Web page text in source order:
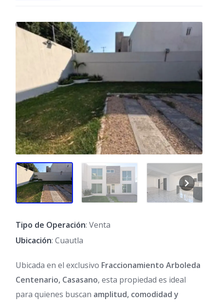
Tipo de Operación: Venta
Ubicación: Cuautla
Ubicada en el exclusivo Fraccionamiento Arboleda
Centenario, Casasano, esta propiedad es ideal
para quienes buscan amplitud, comodidad y